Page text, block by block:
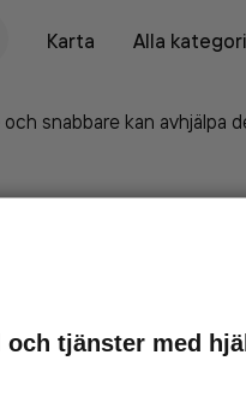
Karta
Alla
snabbare kan avhjälpa
och tjänster med